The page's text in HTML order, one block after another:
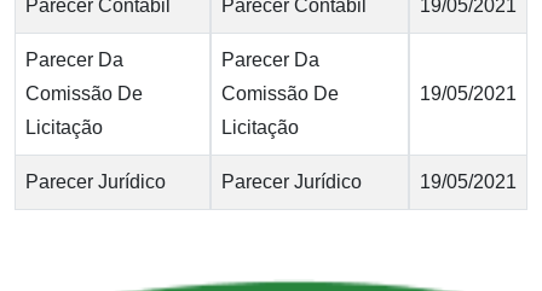
Parecer Contábil Parecer Contábil 19/05/2021
Parecer Da
Comissão De
Licitação
Parecer Da
Comissão De
Licitação
19/05/2021
Parecer Jurídico Parecer Jurídico 19/05/2021